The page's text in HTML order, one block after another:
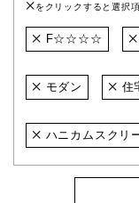
をクリックすると選択
F☆☆☆☆
モダン 住
ハニカムスクリ